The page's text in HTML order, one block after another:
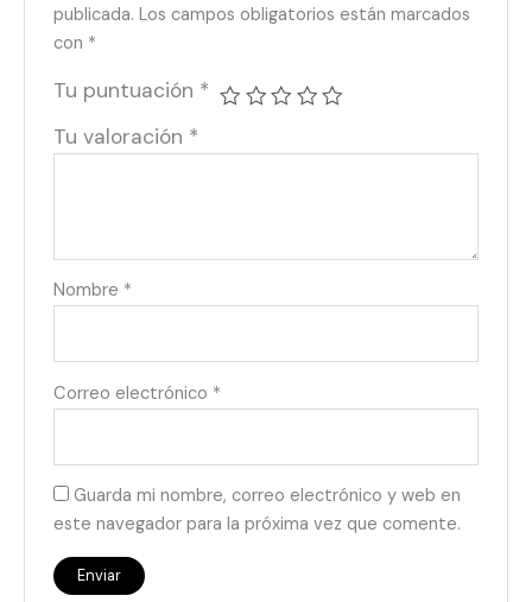
publicada. Los campos obligatorios están marcados
con *
Tu puntuación *
Tu valoración *
Nombre *
Correo electrónico *
Guarda mi nombre, correo electrónico y web en
este navegador para la próxima vez que comente.